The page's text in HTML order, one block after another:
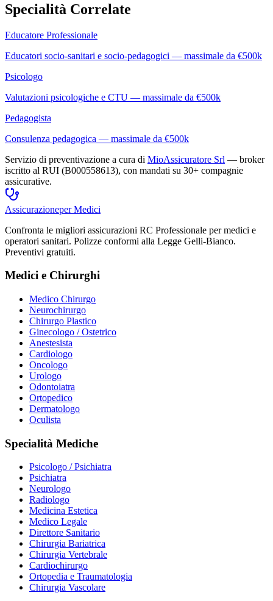
Specialità Correlate
Educatore Professionale
Educatori socio-sanitari e socio-pedagogici — massimale da €500k
Psicologo
Valutazioni psicologiche e CTU — massimale da €500k
Pedagogista
Consulenza pedagogica — massimale da €500k
Servizio di preventivazione a cura di MioAssicuratore Srl — broker
iscritto al RUI (B000558613), con mandati su 30+ compagnie
assicurative.
Assicurazioneper Medici
Confronta le migliori assicurazioni RC Professionale per medici e
operatori sanitari. Polizze conformi alla Legge Gelli-Bianco.
Preventivi gratuiti.
Medici e Chirurghi
Medico Chirurgo
Neurochirurgo
Chirurgo Plastico
Ginecologo / Ostetrico
Anestesista
Cardiologo
Oncologo
Urologo
Odontoiatra
Ortopedico
Dermatologo
Oculista
Specialità Mediche
Psicologo / Psichiatra
Psichiatra
Neurologo
Radiologo
Medicina Estetica
Medico Legale
Direttore Sanitario
Chirurgia Bariatrica
Chirurgia Vertebrale
Cardiochirurgo
Ortopedia e Traumatologia
Chirurgia Vascolare